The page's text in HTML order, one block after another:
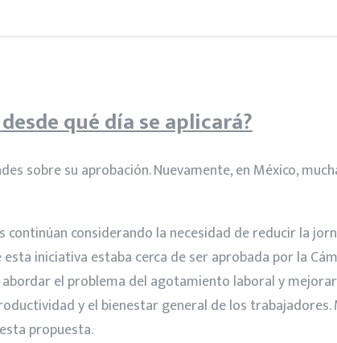
qué día se aplicará?
sobre su aprobación. Nuevamente, en México,
continúan considerando la necesidad de reducir la
iniciativa estaba cerca de ser aprobada por la
el problema del agotamiento laboral y
y el bienestar general de los trabajadores.
propuesta.